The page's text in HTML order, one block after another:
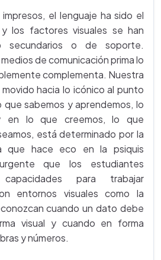
el lenguaje ha sido el
los factores visuales se han
secundarios o de soporte.
de comunicación prima lo
complementa. Nuestra
hacia lo icónico al punto
que sabemos y aprendemos, lo
en lo que creemos, lo que
está determinado por la
que hace eco en la psiquis
que los estudiantes
para trabajar
entornos visuales como la
cuando un dato debe
visual y cuando en forma
y números.